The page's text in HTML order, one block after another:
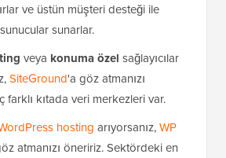
ve üstün müşteri desteği ile
sunarlar.
veya konuma özel sağlayıcılar
SiteGround'a göz atmanızı
farklı kıtada veri merkezleri var.
hosting arıyorsanız,WP
atmanızı öneririz. Sektördeki en